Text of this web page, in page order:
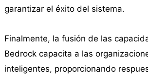
garantizar el éxito del sistema.
Finalmente, la fusión de las
Bedrock capacita a las
inteligentes, proporcionando